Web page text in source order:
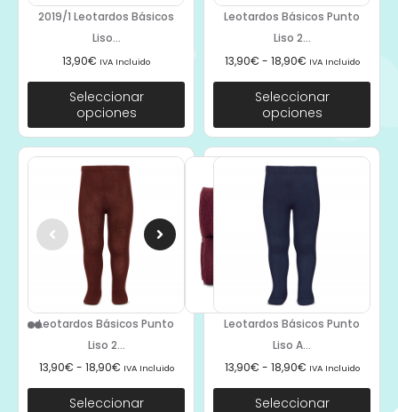
2019/1 Leotardos Básicos
Liso...
13,90€ IVA Incluido
Seleccionar
opciones
Leotardos Básicos Punto
Liso 2...
13,90€ - 18,90€ IVA Incluido
Seleccionar
opciones
Leotardos Básicos Punto
Liso 2...
13,90€ - 18,90€ IVA Incluido
Seleccionar
Leotardos Básicos Punto
Liso A...
13,90€ - 18,90€ IVA Incluido
Seleccionar